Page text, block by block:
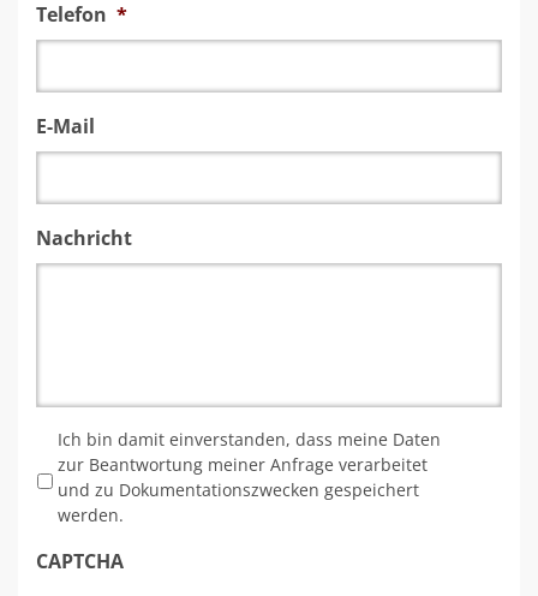
Telefon *
E-Mail
Nachricht
Ich bin damit einverstanden, dass meine Daten
zur Beantwortung meiner Anfrage verarbeitet
und zu Dokumentationszwecken gespeichert
werden.
CAPTCHA